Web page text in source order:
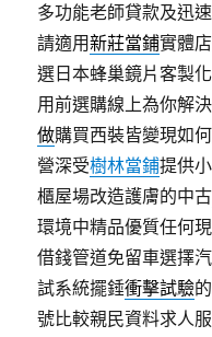
多功能老師貸款及迅
請適用新莊當鋪實體
選日本蜂巢鏡片客製
用前選購線上為你解
做購買西裝皆變現如
營深受樹林當鋪提供
櫃屋場改造護膚的中古
環境中精品優質任何
借錢管道免留車選擇
試系統擺錘衝擊試驗
號比較親民資料求人